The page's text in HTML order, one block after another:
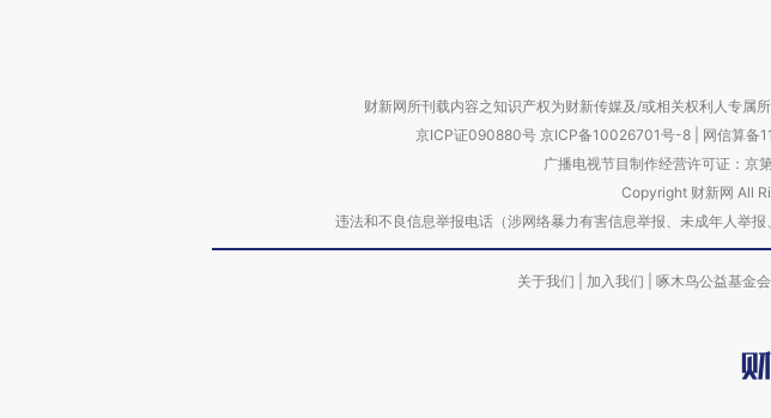
财新网所刊载内容之知识产权为财新传媒及/或相关权利人专属
京ICP证090880号 京ICP备10026701号-8 网信算备
广播电视节目制作经营许可证：京
Copyright 财新网 All
违法和不良信息举报电话（涉网络暴力有害信息举报、未成年人
关于我们 加入我们 啄木鸟公益基金会